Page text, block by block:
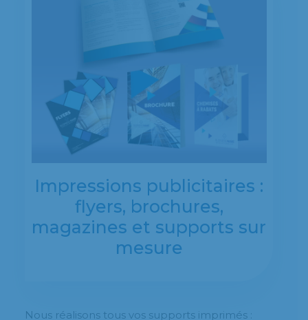
Impressions publicitaires :
flyers, brochures,
magazines et supports sur
mesure
Nous réalisons tous vos supports imprimés :